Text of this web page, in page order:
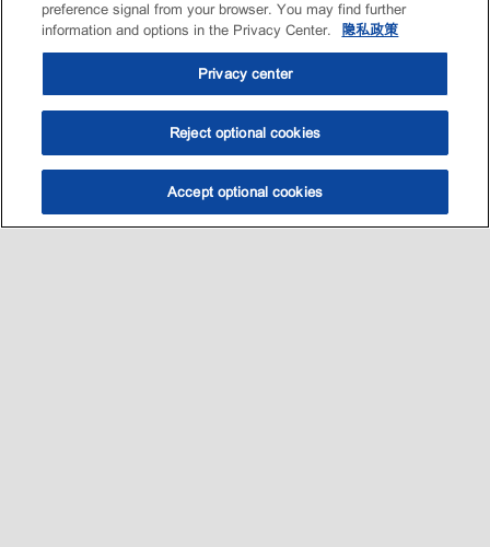
选油助手 查找门店
preference signal from your browser. You may find further
information and options in the Privacy Center.
隐私政策
Privacy center
Reject optional cookies
Accept optional cookies